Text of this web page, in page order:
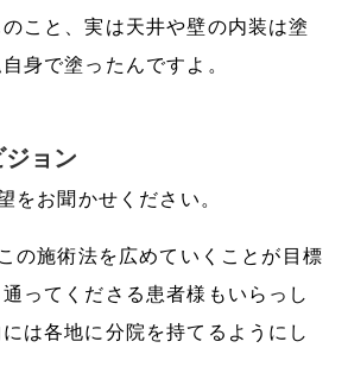
こと、実は天井や壁の内装は塗
身で塗ったんですよ。
ョン
をお聞かせください。
の施術法を広めていくことが目標
ってくださる患者様もいらっし
は各地に分院を持てるようにし